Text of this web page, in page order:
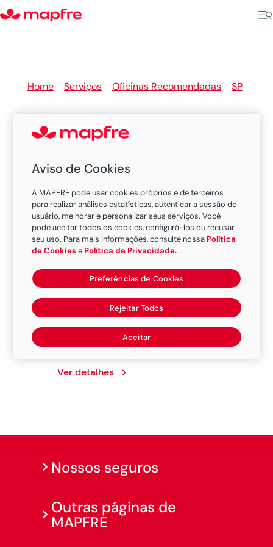
Home> Serviços> Oficinas Recomendadas> SP
Oficinas Recomendadas
MAPFRE em Ibira
Existem 1 oficina nesta cidade.
Perazzi Funilaria E Pintura
Avenida Armando Dos Santos Cantinho, 481,
15860000, Ibira
Ver detalhes
Nossos seguros
Outras páginas de
MAPFRE
Aviso de Cookies
A MAPFRE pode usar cookies próprios e de terceiros
para realizar análises estatísticas, autenticar a sessão do
usuário, melhorar e personalizar seus serviços. Você
pode aceitar todos os cookies, configurá-los ou recusar
seu uso. Para mais informações, consulte nossaPolítica
de CookiesePolítica de Privacidade.
Preferências de Cookies
Rejeitar Todos
Aceitar